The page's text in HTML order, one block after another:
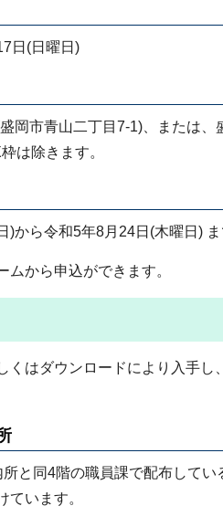
日(日曜日)
岡市青山二丁目7-1)、または
は除きます。
)から令和5年8月24日(木曜日)
ムから申込ができます。
くはダウンロードにより入手
と同4階の職員課で配布してい
ています。